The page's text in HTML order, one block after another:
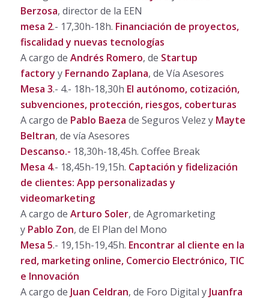
Berzosa, director de la EEN
mesa 2.- 17,30h-18h. Financiación de proyectos,
fiscalidad y nuevas tecnologías
A cargo de Andrés Romero, de Startup
factory y Fernando Zaplana, de Vía Asesores
Mesa 3.- 4.- 18h-18,30h El autónomo, cotización,
subvenciones, protección, riesgos, coberturas
A cargo de Pablo Baeza de Seguros Velez y Mayte
Beltran, de vía Asesores
Descanso.- 18,30h-18,45h. Coffee Break
Mesa 4.- 18,45h-19,15h. Captación y fidelización
de clientes: App personalizadas y
videomarketing
A cargo de Arturo Soler, de Agromarketing
y Pablo Zon, de El Plan del Mono
Mesa 5.- 19,15h-19,45h. Encontrar al cliente en la
red, marketing online, Comercio Electrónico, TIC
e Innovación
A cargo de Juan Celdran, de Foro Digital y Juanfra